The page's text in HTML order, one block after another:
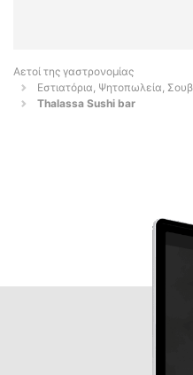
Αετοί της γαστρονομίας
Εστιατόρια, Ψητοπωλεία,
Thalassa Sushi bar